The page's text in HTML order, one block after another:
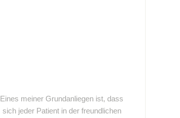
Eines meiner Grundanliegen ist, dass
sich jeder Patient in der freundlichen